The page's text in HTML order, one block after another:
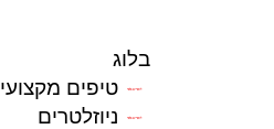
בלוג
לחברים בלבד טיפים
לחברים בלבד
ניוזלטרים